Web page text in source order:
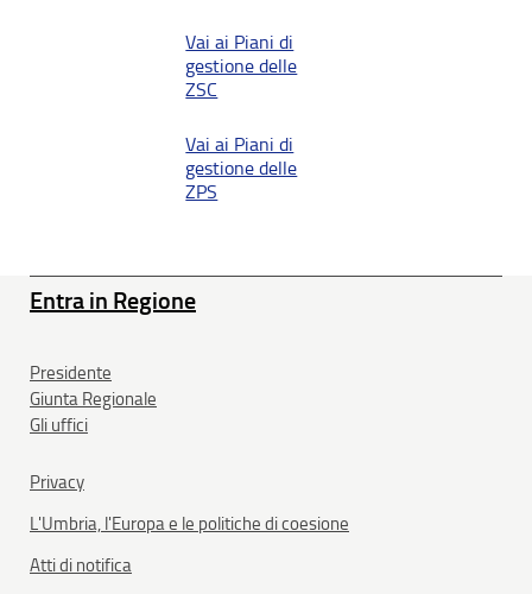
Vai ai Piani di
gestione delle
ZSC
Vai ai Piani di
gestione delle
ZPS
Entra in Regione
Presidente
Giunta Regionale
Gli uffici
Privacy
L'Umbria, l'Europa e le politiche di coesione
Atti di notifica